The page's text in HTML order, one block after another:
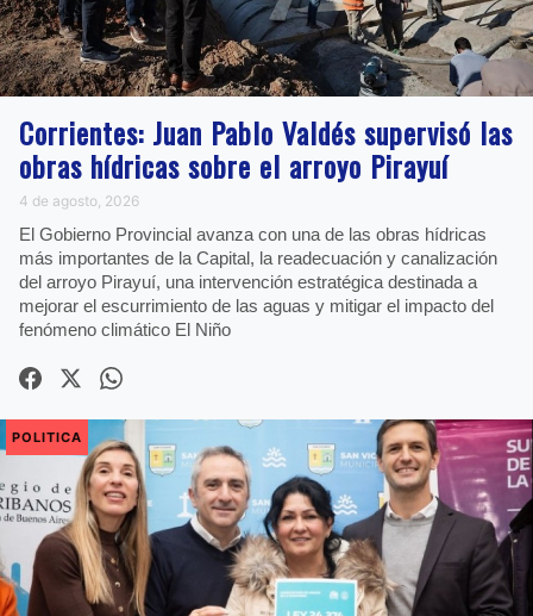
Corrientes: Juan Pablo Valdés supervisó las
obras hídricas sobre el arroyo Pirayuí
4 de agosto, 2026
El Gobierno Provincial avanza con una de las obras hídricas
más importantes de la Capital, la readecuación y canalización
del arroyo Pirayuí, una intervención estratégica destinada a
mejorar el escurrimiento de las aguas y mitigar el impacto del
fenómeno climático El Niño
POLITICA